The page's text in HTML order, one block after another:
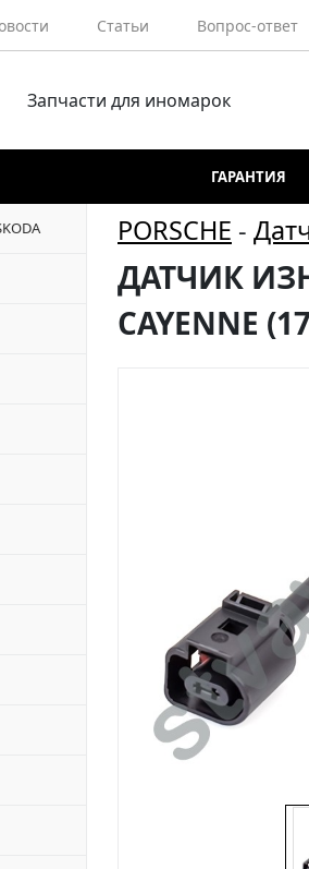
Статьи Вопрос-ответ
Запчасти для иномарок
ГАРАНТИЯ
PORSCHE -
ДАТЧИК
CAYENNE